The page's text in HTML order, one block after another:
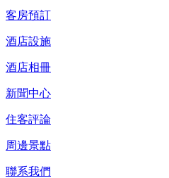
客房預訂
酒店設施
酒店相冊
新聞中心
住客評論
周邊景點
聯系我們